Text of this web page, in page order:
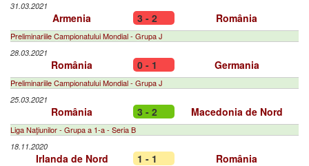
31.03.2021
Armenia 3 - 2 România
Preliminariile Campionatului Mondial - Grupa J
28.03.2021
România 0 - 1 Germania
Preliminariile Campionatului Mondial - Grupa J
25.03.2021
România 3 - 2 Macedonia de Nord
Liga Naţiunilor - Grupa a 1-a - Seria B
18.11.2020
Irlanda de Nord 1 - 1 România